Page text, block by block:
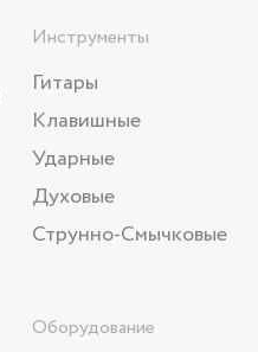
Инструменты
Гитары
Клавишные
Ударные
Духовые
Струнно-Смычковые
Оборудование